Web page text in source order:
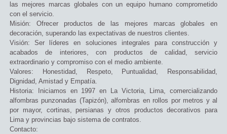
las mejores marcas globales con un equipo humano comprometido
con el servicio.
Misión: Ofrecer productos de las mejores marcas globales en
decoración, superando las expectativas de nuestros clientes.
Visión: Ser líderes en soluciones integrales para construcción y
acabados de interiores, con productos de calidad, servicio
extraordinario y compromiso con el medio ambiente.
Valores: Honestidad, Respeto, Puntualidad, Responsabilidad,
Dignidad, Amistad y Empatía.
Historia: Iniciamos en 1997 en La Victoria, Lima, comercializando
alfombras punzonadas (Tapizón), alfombras en rollos por metros y al
por mayor, cortinas, persianas y otros productos decorativos para
Lima y provincias bajo sistema de contratos.
Contacto: